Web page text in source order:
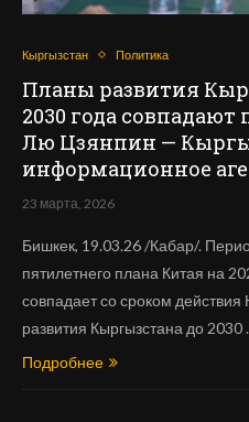
Кыргызстан Политика
Планы развития
2030 года
Лю Цзянпин —
информационное
23 марта, 2026
Бишкек, 19.03.26 /Кабар/.
пятилетнего плана Китая на
совпадает со сроком
развития Кыргызстана до 2030
Подробнее